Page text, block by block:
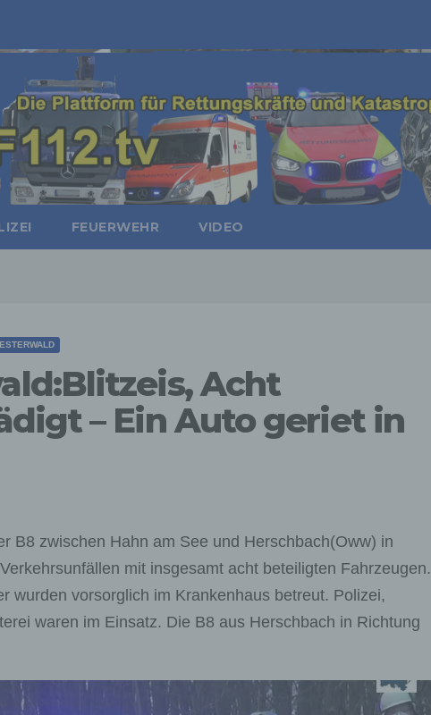
FEUERWEHR VIDEO
Acht
– Ein Auto geriet in
B8 zwischen Hahn am See und Herschbach(Oww) in
mit insgesamt acht beteiligten Fahrzeugen.
wurden vorsorglich im Krankenhaus betreut. Polizei,
waren im Einsatz. Die B8 aus Herschbach in Richtung